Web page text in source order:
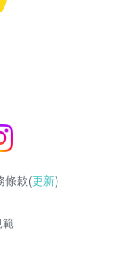
條款(更新)